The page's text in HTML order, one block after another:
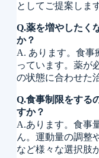
としてご提案しま
Q.薬を増やしたく
か？
A. あります。食事
っています。薬が
の状態に合わせた
Q.食事制限をする
すか？
A.あります。食事
ん。運動量の調整
など様々な選択肢